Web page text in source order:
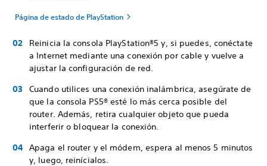
Página de estado de PlayStation
Reinicia la consola PlayStation®5 y, si puedes, conéctate
a Internet mediante una conexión por cable y vuelve a
ajustar la configuración de red.
Cuando utilices una conexión inalámbrica, asegúrate de
que la consola PS5® esté lo más cerca posible del
router. Además, retira cualquier objeto que pueda
interferir o bloquear la conexión.
Apaga el router y el módem, espera al menos 5 minutos
y, luego, reinícialos.